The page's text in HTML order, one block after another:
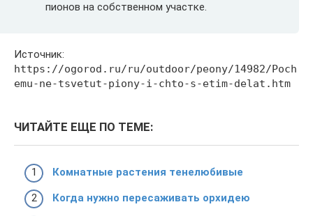
пионов на собственном участке.
Источник:
https://ogorod.ru/ru/outdoor/peony/14982/Poch
emu-ne-tsvetut-piony-i-chto-s-etim-delat.htm
ЧИТАЙТЕ ЕЩЕ ПО ТЕМЕ:
Комнатные растения тенелюбивые
Когда нужно пересаживать орхидею